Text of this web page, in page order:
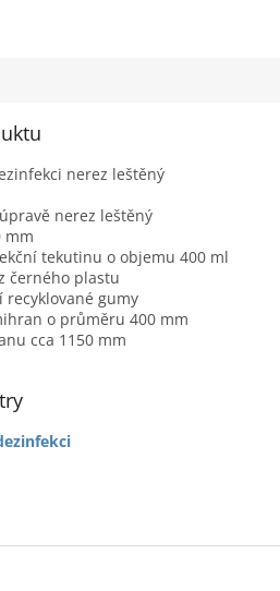
nerez leštěný
nerez leštěný
mm
tekutinu o objemu 400 ml
černého plastu
recyklované gumy
o průměru 400 mm
cca 1150 mm